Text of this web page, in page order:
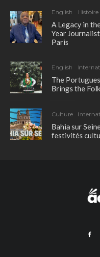
English Histoire
A Legacy in
Year
Paris
English
The
Brings the
Culture
Bahia sur
festivités